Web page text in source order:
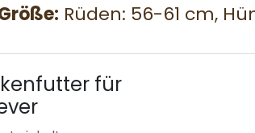
Rüden: 56-61 cm,
für